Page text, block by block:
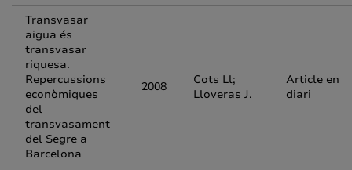
Transvasar
aigua és
transvasar
riquesa.
Repercussions
econòmiques
del
transvasament
del Segre a
Barcelona
2008
Cots Ll;
Lloveras J.
Article en
diari